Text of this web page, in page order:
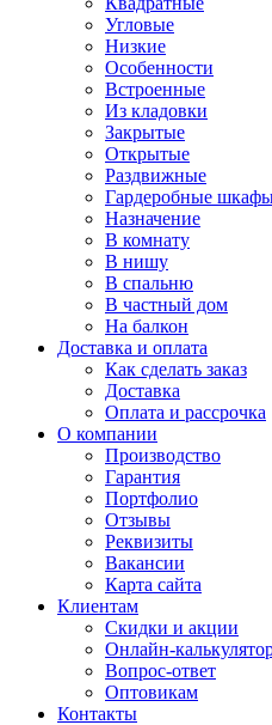
Угловые
Низкие
Особенности
Встроенные
Из кладовки
Закрытые
Открытые
Раздвижные
Гардеробные
Назначение
В комнату
В нишу
В спальню
В частный дом
На балкон
Доставка и оплата
Как сделать заказ
Доставка
Оплата и рассрочка
О компании
Производство
Гарантия
Портфолио
Отзывы
Реквизиты
Вакансии
Карта сайта
Клиентам
Скидки и акции
Онлайн-
Вопрос-ответ
Оптовикам
Контакты